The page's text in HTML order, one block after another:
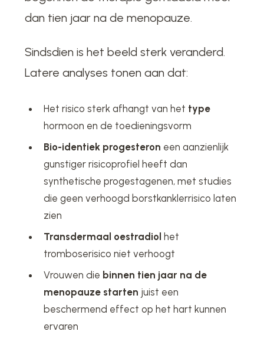
dan tien jaar na de menopauze.
Sindsdien is het beeld sterk veranderd.
Latere analyses tonen aan dat:
Het risico sterk afhangt van het type
hormoon en de toedieningsvorm
Bio-identiek progesteron een aanzienlijk
gunstiger risicoprofiel heeft dan
synthetische progestagenen, met studies
die geen verhoogd borstkanklerrisico laten
zien
Transdermaal oestradiol het
tromboserisico niet verhoogt
Vrouwen die binnen tien jaar na de
menopauze starten juist een
beschermend effect op het hart kunnen
ervaren